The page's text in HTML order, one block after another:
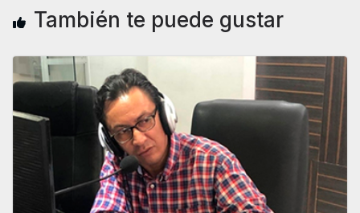
También te puede gustar